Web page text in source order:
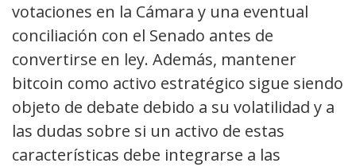
votaciones en la Cámara y una eventual
conciliación con el Senado antes de
convertirse en ley. Además, mantener
bitcoin como activo estratégico sigue siendo
objeto de debate debido a su volatilidad y a
las dudas sobre si un activo de estas
características debe integrarse a las